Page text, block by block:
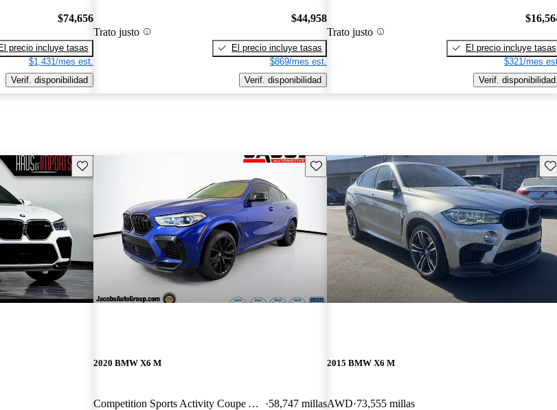
$74,656
El precio incluye tasas
$1,431/mes est.
Verif. disponibilidad
Trato justo
$44,958
El precio incluye tasas
$869/mes est.
Verif. disponibilidad
Trato justo
El precio incluye tasas
$321/mes
Verif. disponibilidad
Guarda este Aviso Guarda este Aviso
2020 BMW X6 M
Competition Sports Activity Coupe AWD 58,747 millas
2015 BMW X6 M
AWD 73,555 millas